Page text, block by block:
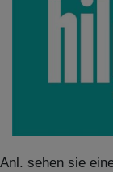
Anl. sehen sie